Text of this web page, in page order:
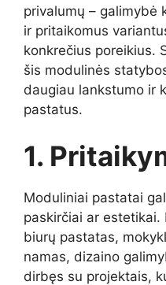
privalumų – galimybė
ir pritaikomus
konkrečius poreikius.
šis modulinės
daugiau lankstumo ir
pastatus.
1.
Moduliniai pastatai
paskirčiai ar
biurų pastatas,
namas, dizaino
dirbęs su projektais,